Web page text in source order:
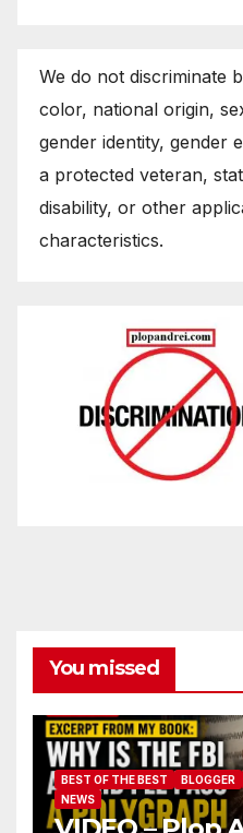
We do not discriminate
color, national origin,
gender identity, gender
a protected veteran,
disability, or other
characteristics.
You missed
BEST OF THE BEST BLOGGER
NEWS